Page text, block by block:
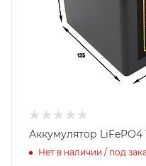
Аккумулятор LiFePO4
Нет в наличии / под